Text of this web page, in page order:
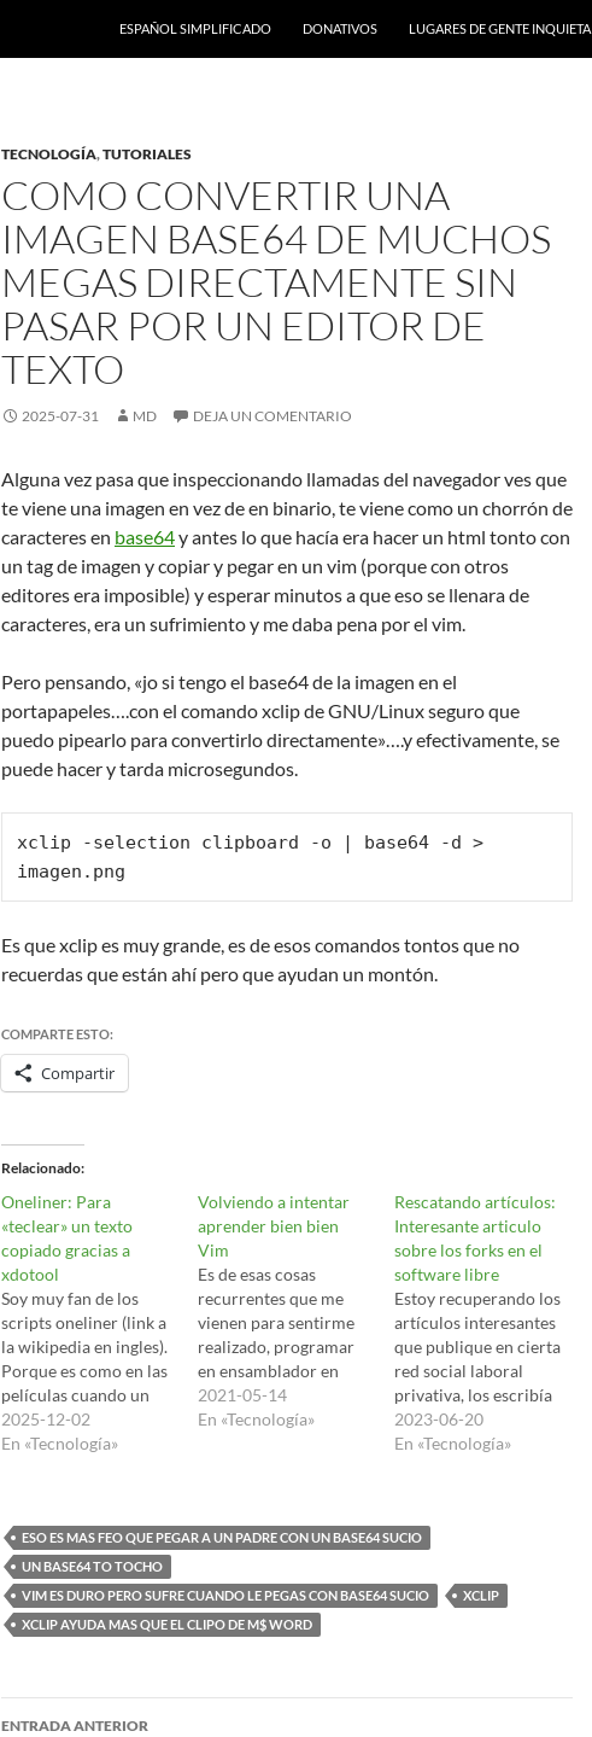
ESPAÑOL SIMPLIFICADO DONATIVOS LUGARES DE GENTE INQUIETA
TECNOLOGÍA,TUTORIALES
COMO CONVERTIR UNA
IMAGEN BASE64 DE MUCHOS
MEGAS DIRECTAMENTE SIN
PASAR POR UN EDITOR DE
TEXTO
2025-07-31 MD DEJA UN COMENTARIO
Alguna vez pasa que inspeccionando llamadas del navegador ves que
te viene una imagen en vez de en binario, te viene como un chorrón de
caracteres en base64y antes lo que hacía era hacer un html tonto con
un tag de imagen y copiar y pegar en un vim (porque con otros
editores era imposible) y esperar minutos a que eso se llenara de
caracteres, era un sufrimiento y me daba pena por el vim.
Pero pensando, «jo si tengo el base64 de la imagen en el
portapapeles….con el comando xclip de GNU/Linux seguro que
puedo pipearlo para convertirlo directamente»….y efectivamente, se
puede hacer y tarda microsegundos.
xclip -selection clipboard -o | base64 -d >
imagen.png
Es que xclip es muy grande, es de esos comandos tontos que no
recuerdas que están ahí pero que ayudan un montón.
COMPARTE ESTO:
Compartir
Relacionado
Oneliner: Para
«teclear» un texto
copiado gracias a
xdotool
Soy muy fan de los
scripts oneliner (link a
la wikipedia en ingles).
Porque es como en las
películas cuando un
hacker pulsa un botón
y se dispara todo tipo
años conocí también
xdotool que es un
herramienta para
simular…
2025-12-02
En «Tecnología»
Volviendo a intentar
aprender bien bien
Vim
Es de esas cosas
recurrentes que me
vienen para sentirme
realizado, programar
en ensamblador en
Z80, aprender a usar
bien bien Vim. Y en eso
buscar con /…
2021-05-14
En «Tecnología»
Rescatando artículos:
Interesante articulo
sobre los forks en el
software libre
Estoy recuperando los
artículos interesantes
que publique en cierta
red social laboral
privativa, los escribía
ahí para dar el
contenido que le
neoliberales que salen.
las
ventajas/desventajas
2023-06-20
En «Tecnología»
ESO ES MAS FEO QUE PEGAR A UN PADRE CON UN BASE64 SUCIO
UN BASE64 TO TOCHO
VIM ES DURO PERO SUFRE CUANDO LE PEGAS CON BASE64 SUCIO
XCLIP
XCLIP AYUDA MAS QUE EL CLIPO DE M$ WORD
Navegación
ENTRADA ANTERIOR